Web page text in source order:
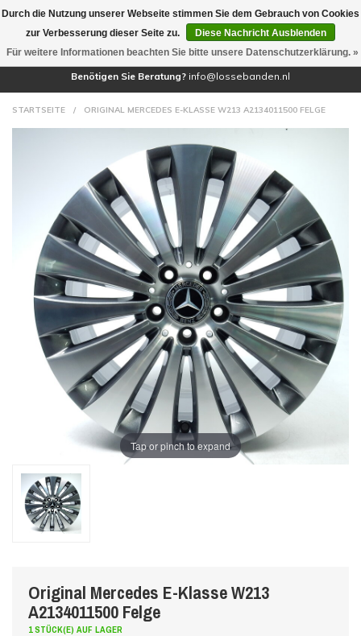
(0)
Benötigen Sie Beratung? info@lossebanden.nl
STARTSEITE / ORIGINAL MERCEDES E-KLASSE W213 A2134011500 FELGE
Tap or pinch to expand
Original Mercedes E-Klasse W213
A2134011500 Felge
1 STÜCK(E) AUF LAGER
Durch die Nutzung unserer Webseite stimmen Sie dem Gebrauch von Cookies
zur Verbesserung dieser Seite zu.
Diese Nachricht Ausblenden
Für weitere Informationen beachten Sie bitte unsere Datenschutzerklärung. »